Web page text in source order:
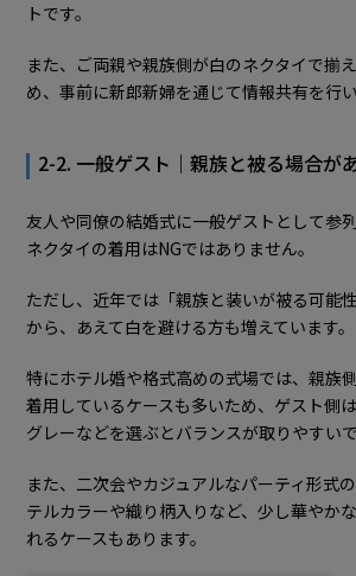
トです。
また、ご両親や親族側が白のネクタイで揃
め、事前に新郎新婦を通じて情報共有を行い
2-2. 一般ゲスト｜親族と被る場合が
友人や同僚の結婚式に一般ゲストとして参
ネクタイの着用はNGではありません。
ただし、近年では「親族と装いが被る可能
から、あえて白を避ける方も増えています。
特にホテル婚や格式高めの式場では、親族
着用しているケースも多いため、ゲスト側
グレーなどを選ぶとバランスが取りやすいで
また、二次会やカジュアルなパーティ形式
テルカラーや織り柄入りなど、少し華やか
れるケースもあります。